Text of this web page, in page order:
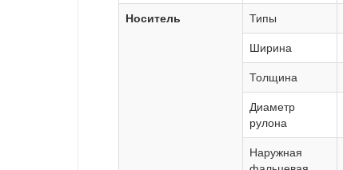
Носитель Типы
Ширина
Толщина
Диаметр
рулона
Наружная